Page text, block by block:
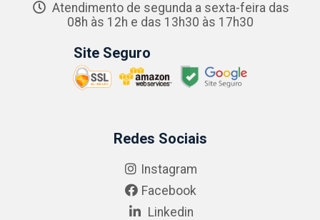
Atendimento de segunda a sexta-feira das
08h às 12h e das 13h30 às 17h30
Site Seguro
Redes Sociais
Instagram
Facebook
Linkedin